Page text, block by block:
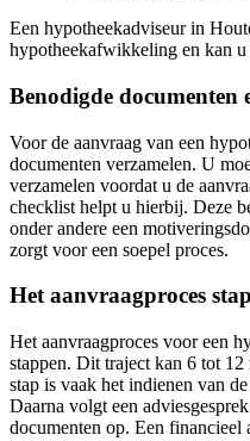
Een hypotheekadviseur in
hypotheekafwikkeling en kan u
Benodigde documenten
Voor de aanvraag van een
documenten verzamelen. U
verzamelen voordat u de
checklist helpt u hierbij. Deze
onder andere een
zorgt voor een soepel proces.
Het aanvraagproces
Het aanvraagproces voor een
stappen. Dit traject kan 6 tot 12
stap is vaak het indienen van
Daarna volgt een
documenten op. Een financieel